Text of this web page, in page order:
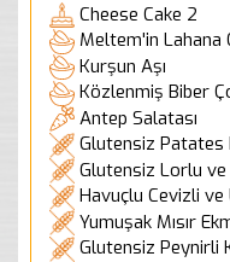
Cheese Cake 2
Meltem'in Lahana
Kurşun Aşı
Közlenmiş Biber
Antep Salatası
Glutensiz Patates
Glutensiz Lorlu
Havuçlu Cevizli
Yumuşak Mısır
Glutensiz Peynirli